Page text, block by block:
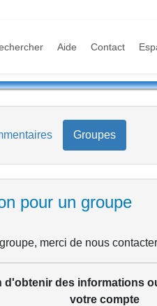
Aide Contact
Groupes
pour un groupe
merci de nous
d'obtenir des informations
votre compte